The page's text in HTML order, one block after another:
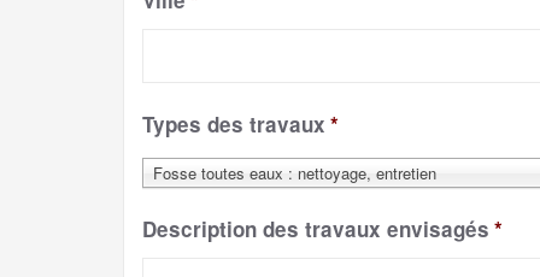
Types des travaux *
Fosse toutes eaux : nettoyage, entretien
Description des travaux envisagés *